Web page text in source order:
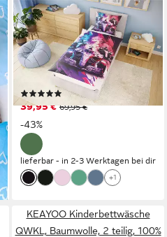
CARPE SONNO
Kinderbettwäsche 135x200
+10 SPIELE +KINDERBUCH
Baumwoll Bettwäsche Kind
Jungen Mädchen, Renforcé, 2
teilig, Coole Bett Garnitur
Auto Rennauto Rennwagen
Sportwagen
(8)
39,95 € 69,95 €
-43%
lieferbar - in 2-3 Werktagen bei dir
+1
KEAYOO Kinderbettwäsche
QWKL, Baumwolle, 2 teilig, 100%